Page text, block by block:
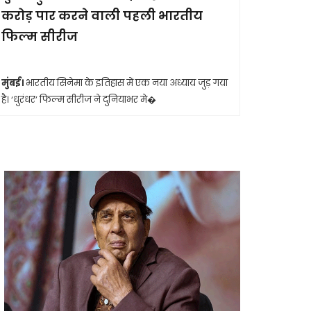
करोड़ पार करने वाली पहली भारतीय
फिल्म सीरीज
मुंबई। भारतीय सिनेमा के इतिहास में एक नया अध्याय जुड़ गया
है। ‘धुरंधर’ फिल्म सीरीज ने दुनियाभर मे�